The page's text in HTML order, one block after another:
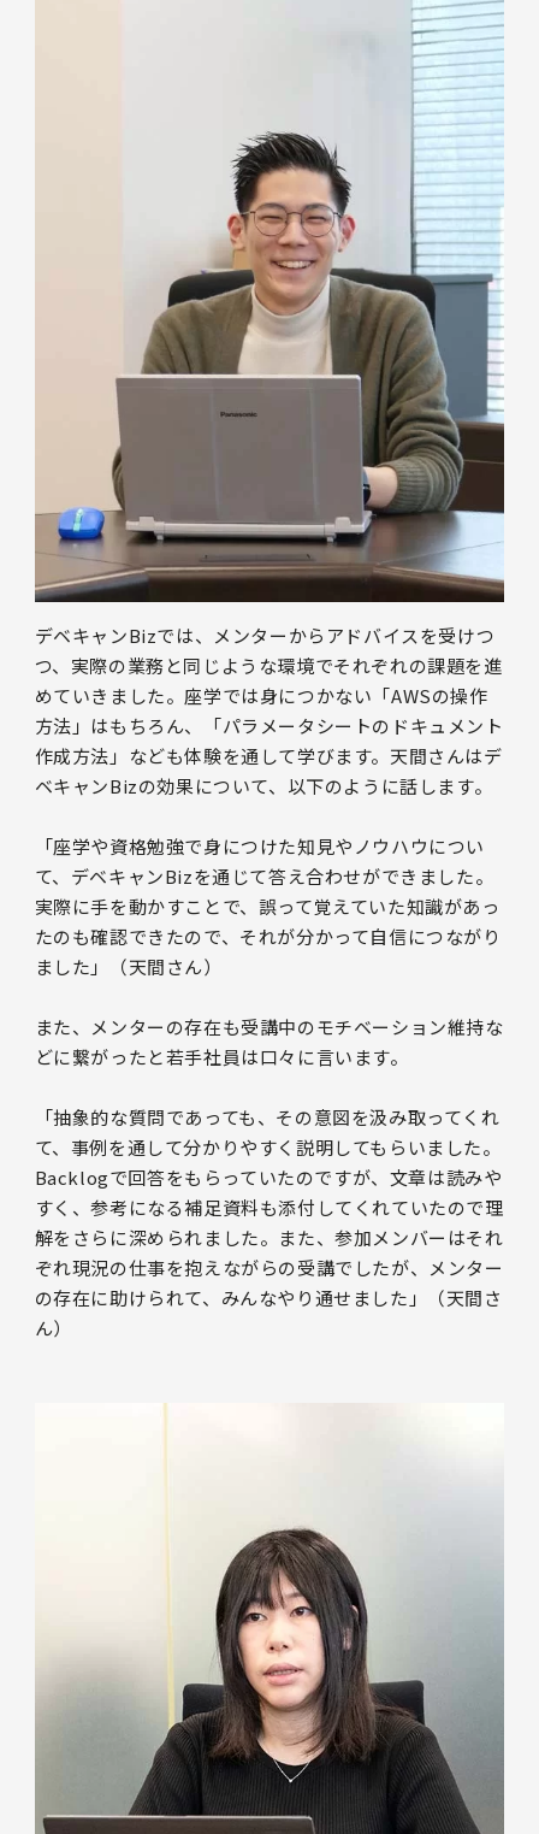
デベキャンBizでは、メンターからアドバイスを受けつ
つ、実際の業務と同じような環境でそれぞれの課題を進
めていきました。座学では身につかない「AWSの操作
方法」はもちろん、「パラメータシートのドキュメント
作成方法」なども体験を通して学びます。天間さんはデ
ベキャンBizの効果について、以下のように話します。
「座学や資格勉強で身につけた知見やノウハウについ
て、デベキャンBizを通じて答え合わせができました。
実際に手を動かすことで、誤って覚えていた知識があっ
たのも確認できたので、それが分かって自信につながり
ました」（天間さん）
また、メンターの存在も受講中のモチベーション維持な
どに繋がったと若手社員は口々に言います。
「抽象的な質問であっても、その意図を汲み取ってくれ
て、事例を通して分かりやすく説明してもらいました。
Backlogで回答をもらっていたのですが、文章は読みや
すく、参考になる補足資料も添付してくれていたので理
解をさらに深められました。また、参加メンバーはそれ
ぞれ現況の仕事を抱えながらの受講でしたが、メンター
の存在に助けられて、みんなやり通せました」（天間さ
ん）